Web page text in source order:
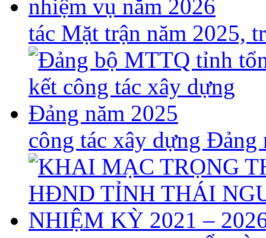
tác Mặt trận năm 2025,
công tác xây dựng Đảng